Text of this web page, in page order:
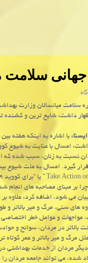
جهانی
سلامت میانسالان وزارت
داشت: شایع ترین و كشنده
نسبت به زنان، سبب شده که
بر مبنای مصاحبه های
های سنی، مرگ و میر بالاتر و
و عوامل خطر اختصاصی
بالاتر در مردان، سوانح و
مرگ و میر بالاتر و عمر
دیگر مردان از خدمات بهداشتی
شده، می تواند جامعه مردان